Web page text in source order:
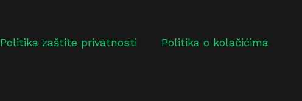
Politika zaštite privatnosti Politika o kolačićima